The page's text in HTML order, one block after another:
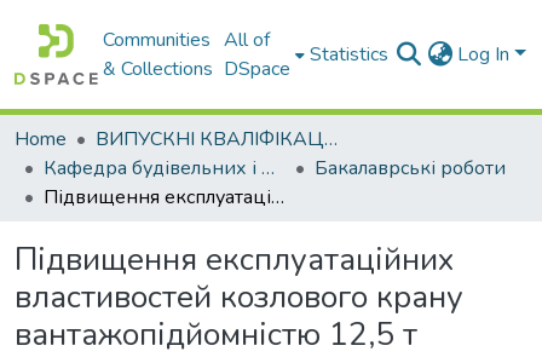
Communities
& Collections
All of
DSpace
Statistics Log In
Home
ВИПУСКНІ КВАЛІФІКАЦІЙНІ РОБОТИ
Кафедра будівельних і дорожніх машин
Бакалаврські роботи
Підвищення експлуатаційних властивостей козлового крану вантажопідйомністю 12,5 т
Підвищення експлуатаційних
властивостей козлового крану
вантажопідйомністю 12,5 т